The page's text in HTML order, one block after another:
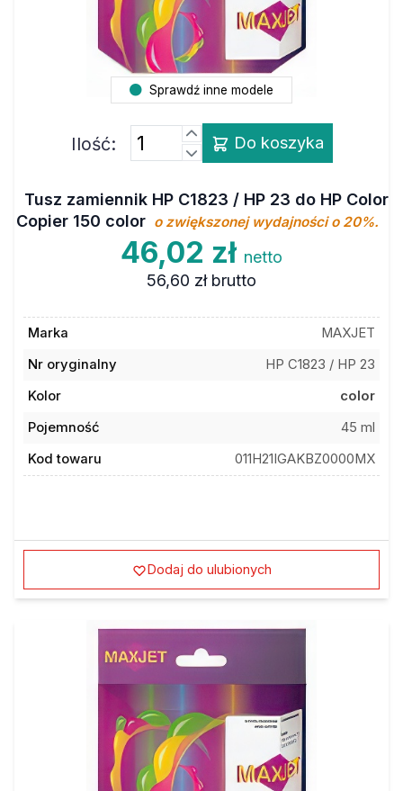
Sprawdź inne modele
Ilość: Do koszyka
Tusz zamiennik HP C1823 / HP 23 do HP Color
Copier 150 color o zwiększonej wydajności o 20%.
46,02 zł netto
56,60 zł brutto
Marka
MAXJET
Nr oryginalny
HP C1823 / HP 23
Kolor
color
Pojemność
45 ml
Kod towaru
011H21IGAKBZ0000MX
Dodaj do ulubionych